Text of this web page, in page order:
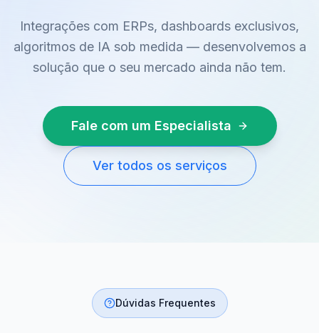
Integrações com ERPs, dashboards exclusivos,
algoritmos de IA sob medida — desenvolvemos a
solução que o seu mercado ainda não tem.
Fale com um Especialista
Ver todos os serviços
Dúvidas Frequentes